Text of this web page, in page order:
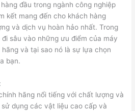
đầu trong ngành công nghiệp
kết mang đến cho khách hàng
và dịch vụ hoàn hảo nhất. Trong
sâu vào những ưu điểm của máy
và tại sao nó là sự lựa chọn
bạn.
hãng nổi tiếng với chất lượng và
dụng các vật liệu cao cấp và